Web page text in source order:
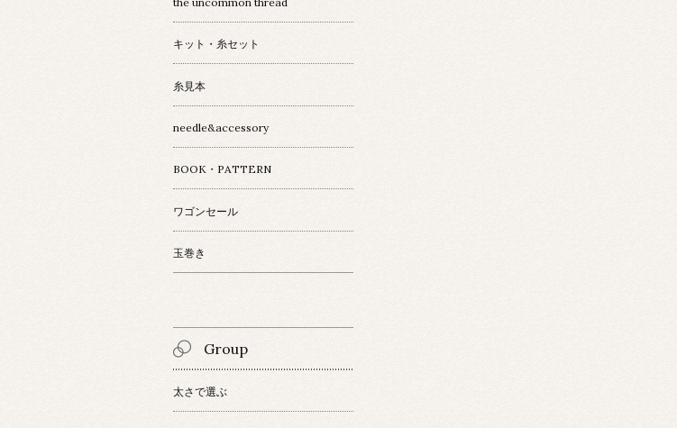
キット・糸セット
糸見本
needle&accessory
BOOK・PATTERN
ワゴンセール
玉巻き
Group
太さで選ぶ